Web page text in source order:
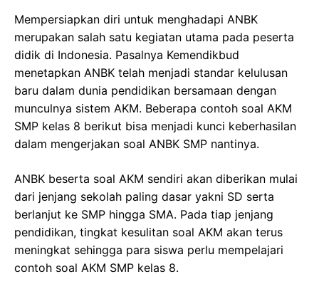
Mempersiapkan diri untuk menghadapi ANBK
merupakan salah satu kegiatan utama pada peserta
didik di Indonesia. Pasalnya Kemendikbud
menetapkan ANBK telah menjadi standar kelulusan
baru dalam dunia pendidikan bersamaan dengan
munculnya sistem AKM. Beberapa contoh soal AKM
SMP kelas 8 berikut bisa menjadi kunci keberhasilan
dalam mengerjakan soal ANBK SMP nantinya.
ANBK beserta soal AKM sendiri akan diberikan mulai
dari jenjang sekolah paling dasar yakni SD serta
berlanjut ke SMP hingga SMA. Pada tiap jenjang
pendidikan, tingkat kesulitan soal AKM akan terus
meningkat sehingga para siswa perlu mempelajari
contoh soal AKM SMP kelas 8.